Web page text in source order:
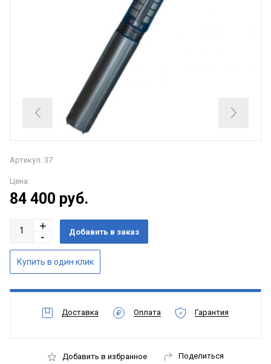
Артикул: 37
Цена:
84 400 руб.
Доставка Оплата Гарантия
Добавить в избранное Поделиться